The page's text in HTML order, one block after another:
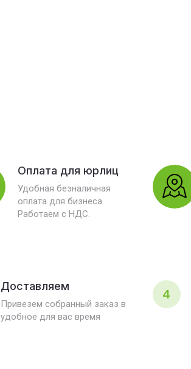
Оплата для юрлиц
Удобная безналичная
оплата для бизнеса.
Работаем с НДС.
Доставляем
Привезем собранный заказ в
удобное для вас время
4